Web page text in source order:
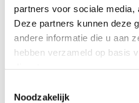
partners voor sociale media,
Deze partners kunnen deze
andere informatie die u aan
hebben verzameld op basis
Noodzakelijk
Uitlaatklem HTM80